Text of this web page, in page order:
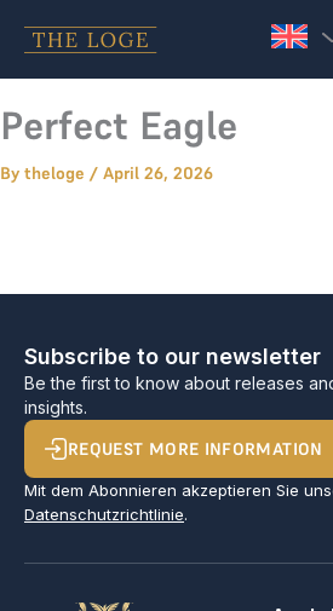
Perfect Eagle
By theloge / April 26, 2026
Subscribe to our newsletter
Be the first to know about releases
insights.
REQUEST MORE INFORMATION
Mit dem Abonnieren akzeptieren Sie
Datenschutzrichtlinie.